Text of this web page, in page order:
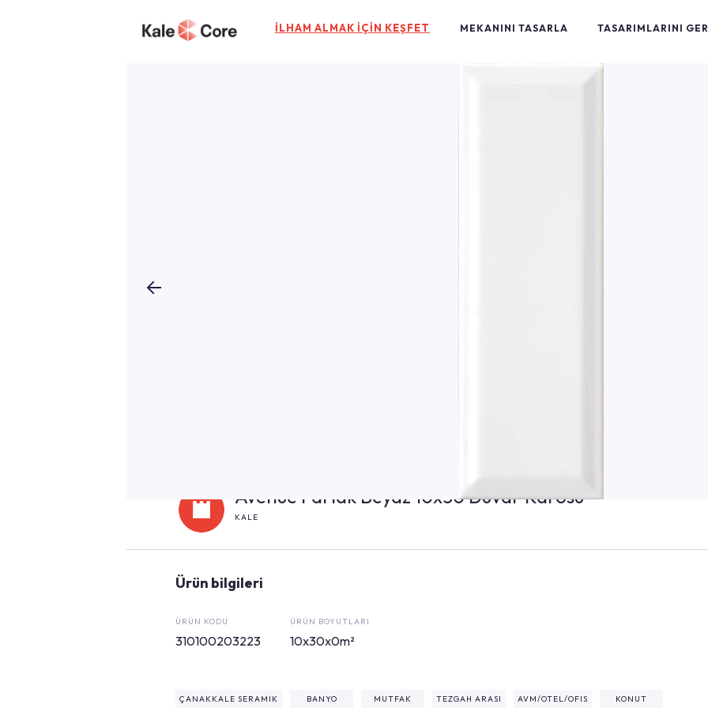
İLHAM ALMAK İÇİN KEŞFET MEKANINI TASARLA TASARIMLARINI
Avenue Parlak Beyaz 10x30 Duvar Karosu
KALE
Ürün bilgileri
ÜRÜN KODU
310100203223
ÜRÜN BOYUTLARI
10x30x0m²
ÇANAKKALE SERAMIK BANYO MUTFAK TEZGAH ARASI AVM/OTEL/OFIS KONUT